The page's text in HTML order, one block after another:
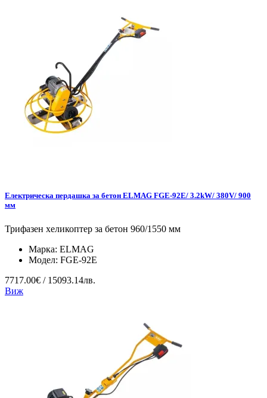
Електрическа пердашка за бетон ELMAG FGE-92E/ 3.2kW/ 380V/ 900
мм
Трифазен хеликоптер за бетон 960/1550 мм
Марка: ELMAG
Модел: FGE-92E
7717.00€ / 15093.14лв.
Виж